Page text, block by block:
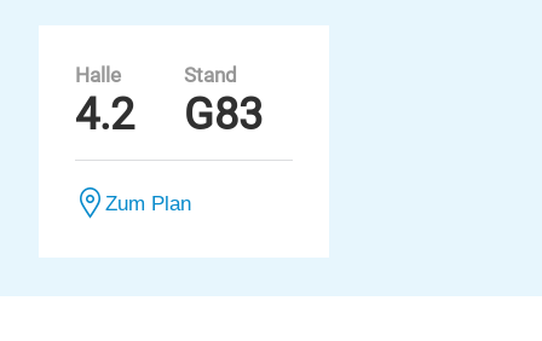
Halle
4.2
Stand
G83
Zum Plan